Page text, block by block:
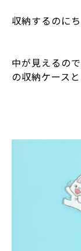
収納するのに
中が見えるの
の収納ケース